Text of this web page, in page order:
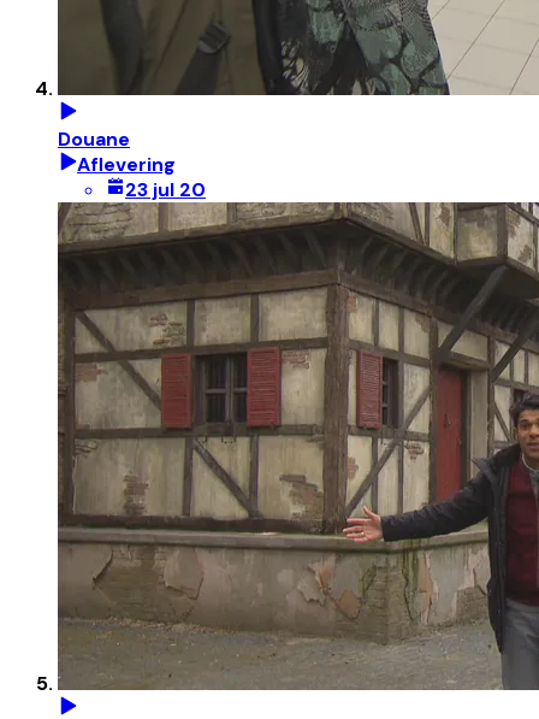
Douane
Aflevering
23 jul 20